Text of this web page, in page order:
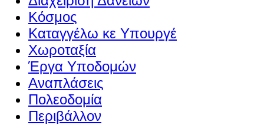
Κόσμος
Καταγγέλω κε Υπουργέ
Χωροταξία
Έργα Υποδομών
Αναπλάσεις
Πολεοδομία
Περιβάλλον